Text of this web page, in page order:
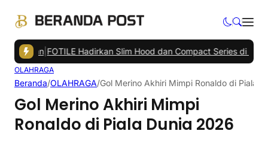
| FOTILE Hadirkan Slim Hood dan Compact Series di Balikpapan
OLAHRAGA
Beranda/OLAHRAGA/Gol Merino Akhiri Mimpi Ronaldo di Piala
Gol Merino Akhiri Mimpi
Ronaldo di Piala Dunia 2026